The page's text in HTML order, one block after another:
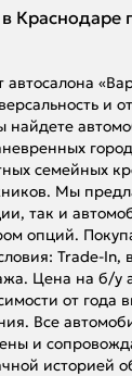
Краснодаре
автосалона
и
найдете
семейных
Мы
так и
опций.
Trade-In,
Цена на б/у
от года
Все
и
историей